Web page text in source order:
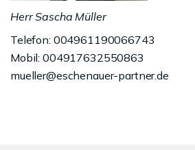
Herr Sascha Müller
Telefon: 004961190066743
Mobil: 004917632550863
mueller@eschenauer-partner.de